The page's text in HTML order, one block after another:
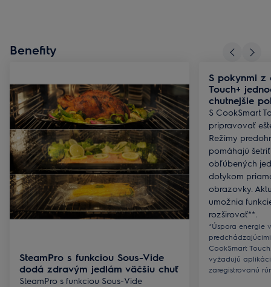
Benefity
SteamPro s funkciou Sous-Vide
dodá zdravým jedlám väčšiu chuť
SteamPro s funkciou Sous-Vide
S pokynmi z
Touch+
chutnejšie
S CookSmart
pripravovať
Režimy
pomáhajú
obľúbených
dotykom
obrazovky.
umožnia
rozširovať**.
*Úspora energie
CookSmart
vyžadujú
zaregistrovanú